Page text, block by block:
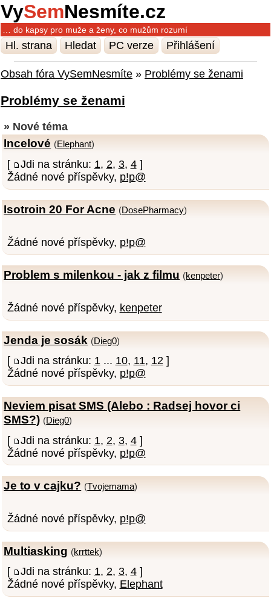
VySemNesmíte.cz
… do kapsy pro muže a ženy, co mužům rozumí
Hl. strana Hledat PC verze Přihlášení
Obsah fóra VySemNesmíte » Problémy se ženami
Problémy se ženami
» Nové téma
Incelové (Elephant)
[ Jdi na stránku: 1, 2, 3, 4]
Žádné nové příspěvky, p!p@
Isotroin 20 For Acne (DosePharmacy)
Žádné nové příspěvky, p!p@
Problem s milenkou - jak z filmu (kenpeter)
Žádné nové příspěvky, kenpeter
Jenda je sosák (Dieg0)
[ Jdi na stránku: 1... 10, 11, 12]
Žádné nové příspěvky, p!p@
Neviem pisat SMS (Alebo : Radsej hovor ci
SMS?) (Dieg0)
[ Jdi na stránku: 1, 2, 3, 4]
Žádné nové příspěvky, p!p@
Je to v cajku? (Tvojemama)
Žádné nové příspěvky, p!p@
Multiasking (krrttek)
[ Jdi na stránku: 1, 2, 3, 4]
Žádné nové příspěvky, Elephant